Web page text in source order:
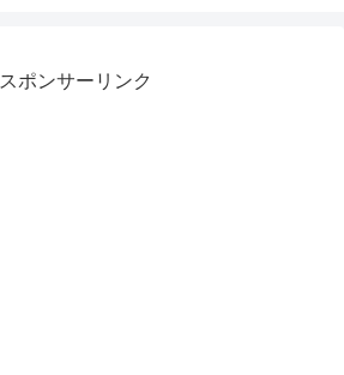
スポンサーリンク